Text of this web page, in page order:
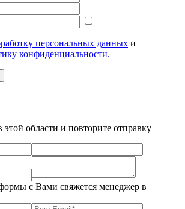
персональных данных и
конфиденциальности.
этой области и повторите отправку
с Вами свяжется менеджер в